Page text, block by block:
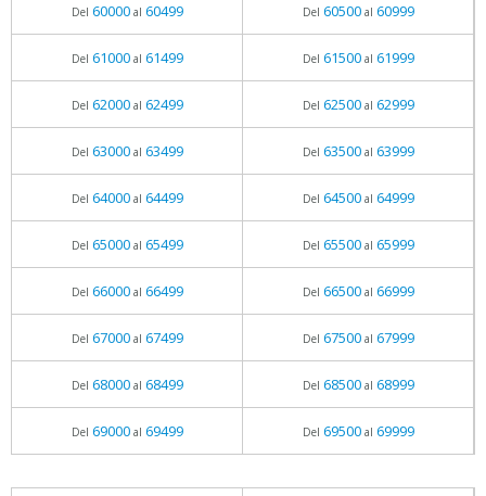
Del 60000al 60499 Del 60500al 60999
Del 61000al 61499 Del 61500al 61999
Del 62000al 62499 Del 62500al 62999
Del 63000al 63499 Del 63500al 63999
Del 64000al 64499 Del 64500al 64999
Del 65000al 65499 Del 65500al 65999
Del 66000al 66499 Del 66500al 66999
Del 67000al 67499 Del 67500al 67999
Del 68000al 68499 Del 68500al 68999
Del 69000al 69499 Del 69500al 69999